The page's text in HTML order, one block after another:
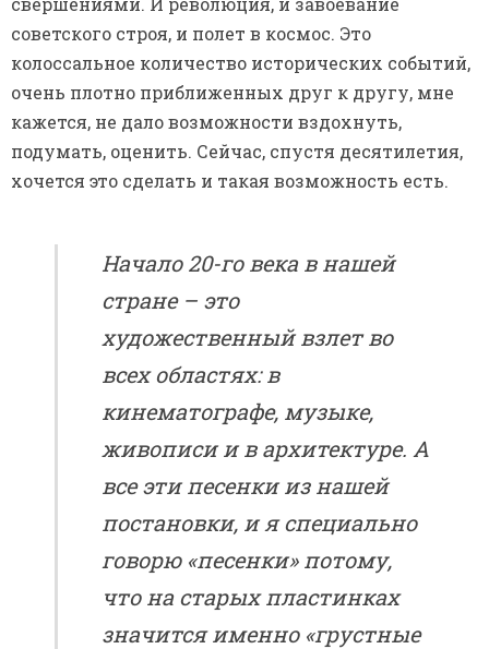
советского строя, и полет в космос. Это
колоссальное количество исторических событий,
очень плотно приближенных друг к другу, мне
кажется, не дало возможности вздохнуть,
подумать, оценить. Сейчас, спустя десятилетия,
хочется это сделать и такая возможность есть.
Начало 20-го века в нашей
стране – это
художественный взлет во
всех областях: в
кинематографе, музыке,
живописи и в архитектуре. А
все эти песенки из нашей
постановки, и я специально
говорю «песенки» потому,
что на старых пластинках
значится именно «грустные